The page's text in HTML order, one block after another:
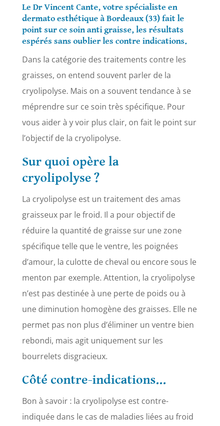
Le Dr Vincent Cante, votre spécialiste en
dermato esthétique à Bordeaux (33) fait le
point sur ce soin anti graisse, les résultats
espérés sans oublier les contre indications.
Dans la catégorie des traitements contre les
graisses, on entend souvent parler de la
cryolipolyse. Mais on a souvent tendance à se
méprendre sur ce soin très spécifique. Pour
vous aider à y voir plus clair, on fait le point sur
l’objectif de la cryolipolyse.
Sur quoi opère la
cryolipolyse ?
La cryolipolyse est un traitement des amas
graisseux par le froid. Il a pour objectif de
réduire la quantité de graisse sur une zone
spécifique telle que le ventre, les poignées
d’amour, la culotte de cheval ou encore sous le
menton par exemple. Attention, la cryolipolyse
n’est pas destinée à une perte de poids ou à
une diminution homogène des graisses. Elle ne
permet pas non plus d’éliminer un ventre bien
rebondi, mais agit uniquement sur les
bourrelets disgracieux.
Côté contre-indications…
Bon à savoir : la cryolipolyse est contre-
indiquée dans le cas de maladies liées au froid